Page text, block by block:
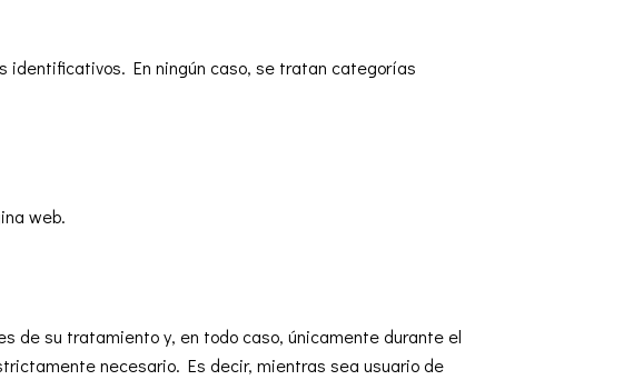
identificativos. En ningún caso, se tratan categorías
web.
de su tratamiento y, en todo caso, únicamente durante el
necesario. Es decir, mientras sea usuario de